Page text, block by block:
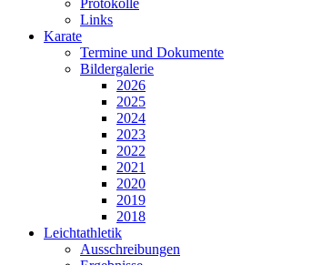
Protokolle
Links
Karate
Termine und Dokumente
Bildergalerie
2026
2025
2024
2023
2022
2021
2020
2019
2018
Leichtathletik
Ausschreibungen